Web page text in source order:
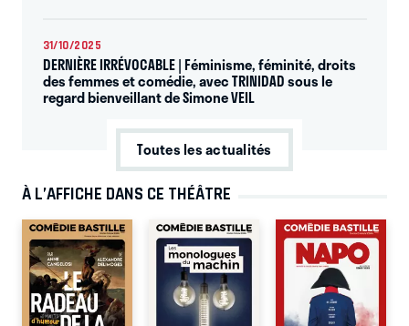
31/10/2025
DERNIÈRE IRRÉVOCABLE | Féminisme, féminité, droits
des femmes et comédie, avec TRINIDAD sous le
regard bienveillant de Simone VEIL
Toutes les actualités
À L’AFFICHE DANS CE THÉÂTRE